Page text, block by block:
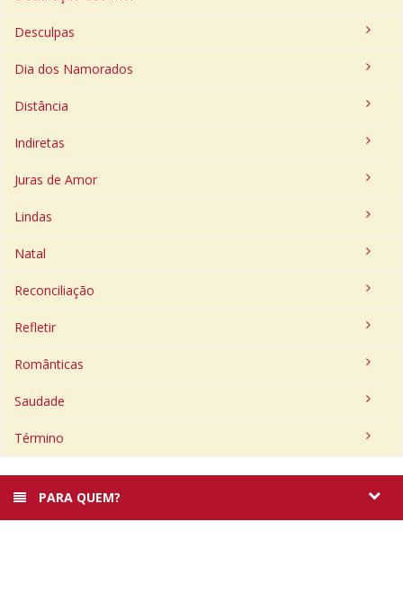
Desculpas
Dia dos Namorados
Distância
Indiretas
Juras de Amor
Lindas
Natal
Reconciliação
Refletir
Românticas
Saudade
Término
PARA QUEM?